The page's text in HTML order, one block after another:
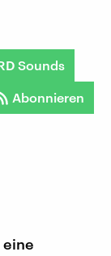
Sounds
Abonnieren